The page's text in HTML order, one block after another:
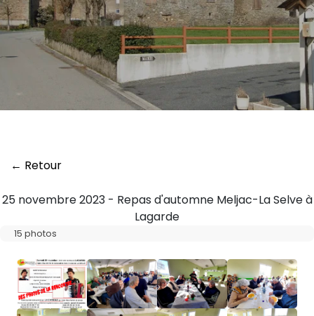
← Retour
25 novembre 2023 - Repas d'automne Meljac-La Selve à
Lagarde
15 photos